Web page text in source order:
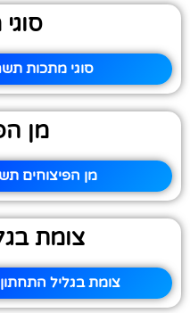
סוגי מתכות
מן
מן הפיצוחים
צומת
צומת בגליל